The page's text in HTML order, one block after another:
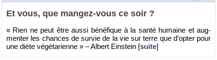
Et vous, que man­gez-vous ce soir ?
« Rien ne peut être aussi bé­né­fique à la santé hu­maine et aug­
men­ter les chances de sur­vie de la vie sur terre que d’op­ter pour
une diète vé­gé­ta­rienne » – Al­bert Ein­stein [suite]